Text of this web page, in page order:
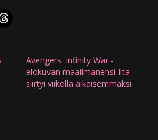
Avengers: Infinity War -
elokuvan maailmanensi-ilta
siirtyi viikolla aikaisemmaksi